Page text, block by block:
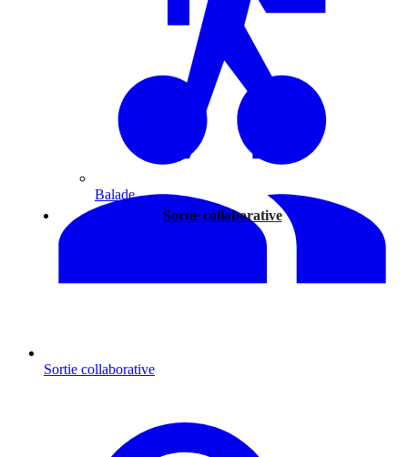
Balade
Sortie collaborative
Sortie collaborative